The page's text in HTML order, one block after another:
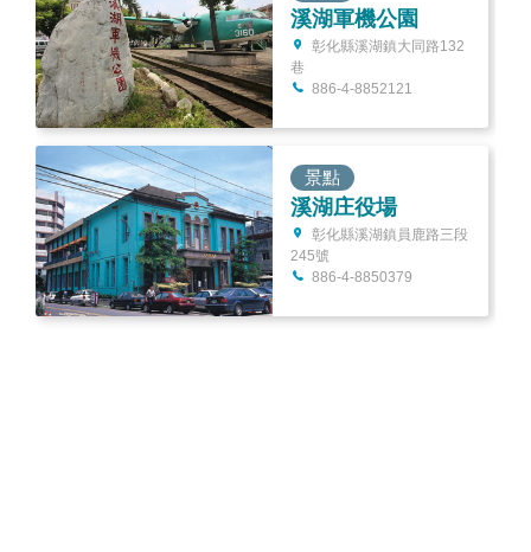
溪湖軍機公園
彰化縣溪湖鎮大同路132
巷
886-4-8852121
景點
溪湖庄役場
彰化縣溪湖鎮員鹿路三段
245號
886-4-8850379